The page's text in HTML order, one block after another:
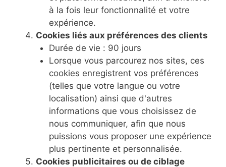
à la fois leur fonctionnalité et votre
expérience.
Cookies liés aux préférences des clients
Durée de vie : 90 jours
Lorsque vous parcourez nos sites, ces
cookies enregistrent vos préférences
(telles que votre langue ou votre
localisation) ainsi que d'autres
informations que vous choisissez de
nous communiquer, afin que nous
puissions vous proposer une expérience
plus pertinente et personnalisée.
Cookies publicitaires ou de ciblage